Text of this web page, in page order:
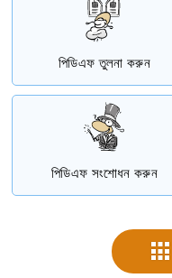
পিডিএফ তুলনা করুন
পিডিএফ সংশোধন করুন